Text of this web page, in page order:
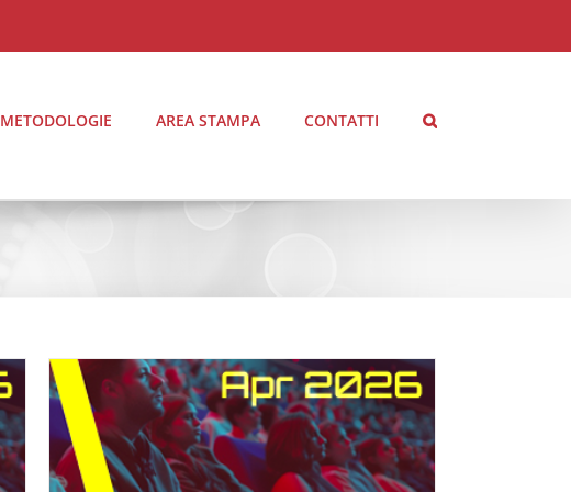
METODOLOGIE AREA STAMPA CONTATTI
AGGIORNAMENTO AUDIMOVIE Il Profilo degli
Spettatori delle Sale Cinematografiche \ APRILE
2026